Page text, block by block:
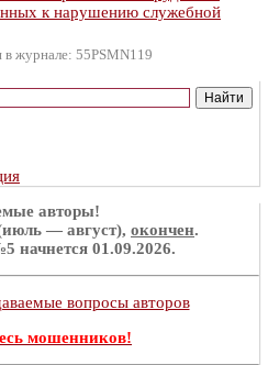
к нарушению служебной
журнале: 55PSMN119
авторы!
— август), окончен.
начнется 01.09.2026.
вопросы авторов
мошенников!